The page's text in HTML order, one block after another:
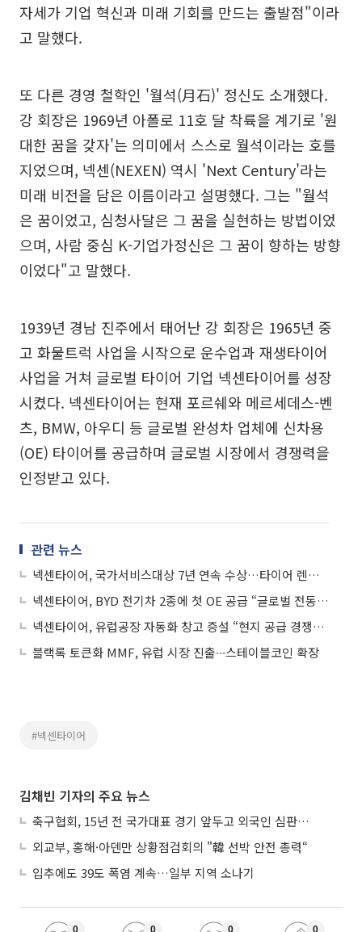
자세가 기업 혁신과 미래 기회를 만드는 출발점"이라
고 말했다.
또 다른 경영 철학인 '월석(月石)' 정신도 소개했다.
강 회장은 1969년 아폴로 11호 달 착륙을 계기로 '원
대한 꿈을 갖자'는 의미에서 스스로 월석이라는 호를
지었으며, 넥센(NEXEN) 역시 'Next Century'라는
미래 비전을 담은 이름이라고 설명했다. 그는 "월석
은 꿈이었고, 심청사달은 그 꿈을 실현하는 방법이었
으며, 사람 중심 K-기업가정신은 그 꿈이 향하는 방향
이었다"고 말했다.
1939년 경남 진주에서 태어난 강 회장은 1965년 중
고 화물트럭 사업을 시작으로 운수업과 재생타이어
사업을 거쳐 글로벌 타이어 기업 넥센타이어를 성장
시켰다. 넥센타이어는 현재 포르쉐와 메르세데스-벤
츠, BMW, 아우디 등 글로벌 완성차 업체에 신차용
(OE) 타이어를 공급하며 글로벌 시장에서 경쟁력을
인정받고 있다.
관련 뉴스
넥센타이어, 국가서비스대상 7년 연속 수상…타이어 렌탈 경쟁력 인정
넥센타이어, BYD 전기차 2종에 첫 OE 공급 “글로벌 전동화 시장 공략 확대”
넥센타이어, 유럽공장 자동화 창고 증설 “현지 공급 경쟁력 강화”
블랙록 토큰화 MMF, 유럽 시장 진출∙∙∙스테이블코인 확장
#넥센타이어
김채빈 기자의 주요 뉴스
축구협회, 15년 전 국가대표 경기 앞두고 외국인 심판에 ‘성접대’
외교부, 홍해·아덴만 상황점검회의 "韓 선박 안전 총력“
입추에도 39도 폭염 계속…일부 지역 소나기
0 0 0 0